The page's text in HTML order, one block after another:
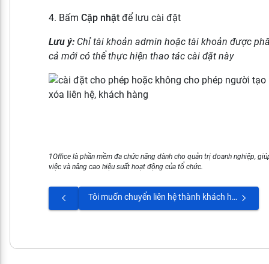
4. Bấm Cập nhật để lưu cài đặt
Lưu ý: Chỉ tài khoản admin hoặc tài khoản được
cả mới có thể thực hiện thao tác cài đặt này
1Office là phần mềm đa chức năng dành cho quản trị doanh nghiệp,
việc và nâng cao hiệu suất hoạt động của tổ chức.
Tôi muốn chuyển liên hệ thành khách hàng thì làm thế nào?